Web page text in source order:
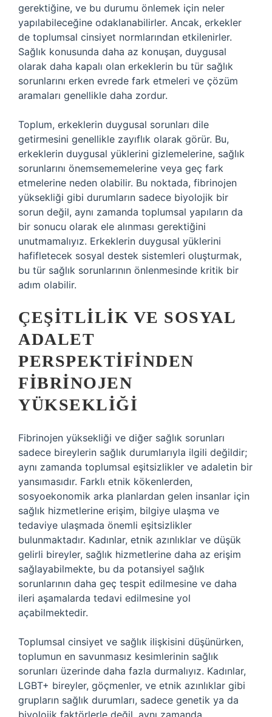
gerektiğine, ve bu durumu önlemek için neler
yapılabileceğine odaklanabilirler. Ancak, erkekler
de toplumsal cinsiyet normlarından etkilenirler.
Sağlık konusunda daha az konuşan, duygusal
olarak daha kapalı olan erkeklerin bu tür sağlık
sorunlarını erken evrede fark etmeleri ve çözüm
aramaları genellikle daha zordur.
Toplum, erkeklerin duygusal sorunları dile
getirmesini genellikle zayıflık olarak görür. Bu,
erkeklerin duygusal yüklerini gizlemelerine, sağlık
sorunlarını önemsememelerine veya geç fark
etmelerine neden olabilir. Bu noktada, fibrinojen
yüksekliği gibi durumların sadece biyolojik bir
sorun değil, aynı zamanda toplumsal yapıların da
bir sonucu olarak ele alınması gerektiğini
unutmamalıyız. Erkeklerin duygusal yüklerini
hafifletecek sosyal destek sistemleri oluşturmak,
bu tür sağlık sorunlarının önlenmesinde kritik bir
adım olabilir.
ÇEŞITLILIK VE SOSYAL
ADALET
PERSPEKTIFINDEN
FIBRINOJEN
YÜKSEKLIĞI
Fibrinojen yüksekliği ve diğer sağlık sorunları
sadece bireylerin sağlık durumlarıyla ilgili değildir;
aynı zamanda toplumsal eşitsizlikler ve adaletin bir
yansımasıdır. Farklı etnik kökenlerden,
sosyoekonomik arka planlardan gelen insanlar için
sağlık hizmetlerine erişim, bilgiye ulaşma ve
tedaviye ulaşmada önemli eşitsizlikler
bulunmaktadır. Kadınlar, etnik azınlıklar ve düşük
gelirli bireyler, sağlık hizmetlerine daha az erişim
sağlayabilmekte, bu da potansiyel sağlık
sorunlarının daha geç tespit edilmesine ve daha
ileri aşamalarda tedavi edilmesine yol
açabilmektedir.
Toplumsal cinsiyet ve sağlık ilişkisini düşünürken,
toplumun en savunmasız kesimlerinin sağlık
sorunları üzerinde daha fazla durmalıyız. Kadınlar,
LGBT+ bireyler, göçmenler, ve etnik azınlıklar gibi
grupların sağlık durumları, sadece genetik ya da
biyolojik faktörlerle değil, aynı zamanda